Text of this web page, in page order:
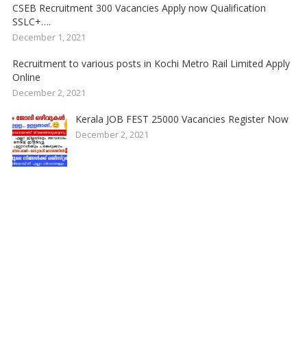
CSEB Recruitment 300 Vacancies Apply now Qualification
SSLC+….
December 1, 2021
Recruitment to various posts in Kochi Metro Rail Limited Apply
Online
December 2, 2021
Kerala JOB FEST 25000 Vacancies Register Now
December 2, 2021